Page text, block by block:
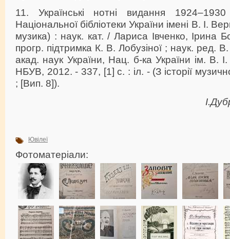
11. Українські нотні видання
Національної бібліотеки України імені В. І.
музика) : наук. кат. / Лариса Івченко, Ірина
прогр. підтримка К. В. Лобузіної ; наук. ред.
акад. наук України, Нац. б-ка України ім. В.
НБУВ, 2012. - 337, [1] с. : іл. - (З історії
; [Вип. 8]).
Ювілеї
Фотоматеріали: